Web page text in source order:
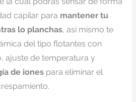
capilar para mantener tu
lo planchas, así mismo te
del tipo flotantes con
ajuste de temperatura y
de ionespara eliminar el